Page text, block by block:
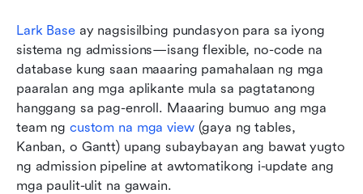
Lark Base ay nagsisilbing pundasyon para sa iyong
sistema ng admissions—isang flexible, no-code na
database kung saan maaaring pamahalaan ng mga
paaralan ang mga aplikante mula sa pagtatanong
hanggang sa pag-enroll. Maaaring bumuo ang mga
team ng custom na mga view (gaya ng tables,
Kanban, o Gantt) upang subaybayan ang bawat yugto
ng admission pipeline at awtomatikong i-update ang
mga paulit-ulit na gawain.